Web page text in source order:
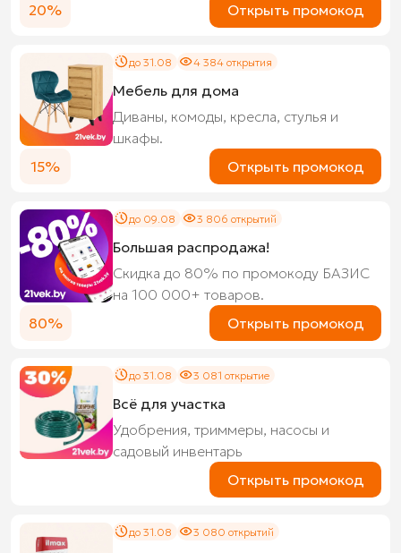
20%
Открыть промокод
до 31.08 4 384 открытия
Мебель для дома
Диваны, комоды, кресла, стулья и
шкафы.
15%
Открыть промокод
до 09.08 3 806 открытий
Большая распродажа!
Скидка до 80% по промокоду БАЗИС
на 100 000+ товаров.
80%
Открыть промокод
до 31.08 3 081 открытие
Всё для участка
Удобрения, триммеры, насосы и
садовый инвентарь
Открыть промокод
до 31.08 3 080 открытий